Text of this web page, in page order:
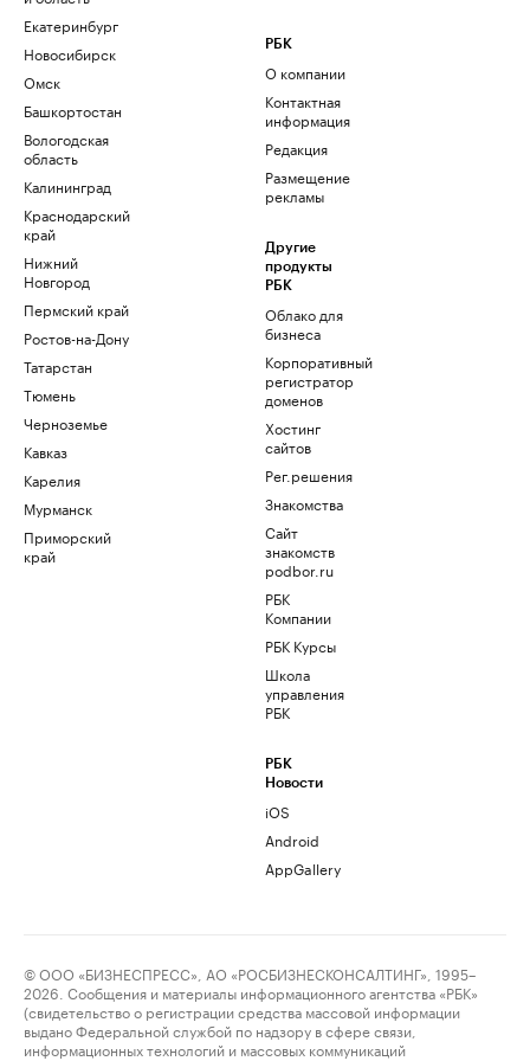
Екатеринбург
Новосибирск
Омск
Башкортостан
Вологодская
область
Калининград
Краснодарский
край
Нижний
Новгород
Пермский край
Ростов-на-Дону
Татарстан
Тюмень
Черноземье
Кавказ
Карелия
Мурманск
Приморский
край
РБК
О компании
Контактная
информация
Редакция
Размещение
рекламы
Другие
продукты
РБК
Облако для
бизнеса
Корпоративный
регистратор
доменов
Хостинг
сайтов
Рег.решения
Знакомства
Сайт
знакомств
podbor.ru
РБК
Компании
РБК Курсы
Школа
управления
РБК
РБК
Новости
iOS
Android
AppGallery
© ООО «БИЗНЕСПРЕСС», АО «РОСБИЗНЕСКОНСАЛТИНГ», 1995–
2026. Сообщения и материалы информационного агентства «РБК»
(свидетельство о регистрации средства массовой информации
выдано Федеральной службой по надзору в сфере связи,
информационных технологий и массовых коммуникаций